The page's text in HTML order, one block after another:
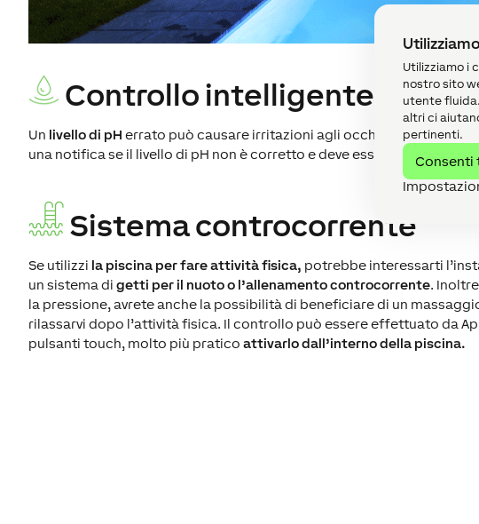
Utilizziamo i
nostro sito
utente
altri ci
pertinenti.
Consenti
Controllo intelligente del
Un livello di pH errato può causare irritazioni agli occhi durante il
una notifica se il livello di pH non è corretto e deve essere regolato.
Sistema controcorrente
Se utilizzi la piscina per fare attività fisica, potrebbe interessarti
un sistema di getti per il nuoto o l’allenamento controcorrente.
la pressione, avrete anche la possibilità di beneficiare di un
rilassarvi dopo l’attività fisica. Il controllo può essere effettuato da
pulsanti touch, molto più pratico attivarlo dall’interno della piscina.